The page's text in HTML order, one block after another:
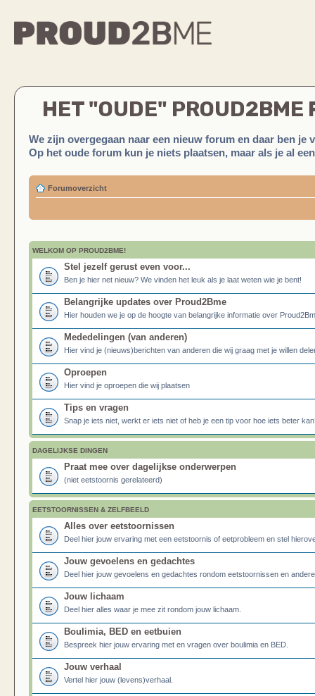
HET "OUDE" PROUD2BME
We zijn overgegaan naar een nieuw forum en daar ben je
Op het oude forum kun je niets plaatsen, maar als je al
Forumoverzicht
WELKOM OP PROUD2BME!
Stel jezelf gerust even voor...
Ben je hier net nieuw? We vinden het leuk als je laat weten wie je bent!
Belangrijke updates over Proud2Bme
Hier houden we je op de hoogte van belangrijke informatie over
Mededelingen (van anderen)
Hier vind je (nieuws)berichten van anderen die wij graag met je willen
Oproepen
Hier vind je oproepen die wij plaatsen
Tips en vragen
Snap je iets niet, werkt er iets niet of heb je een tip voor hoe iets beter
DAGELIJKSE DINGEN
Praat mee over dagelijkse onderwerpen
(niet eetstoornis gerelateerd)
EETSTOORNISSEN & ZELFBEELD
Alles over eetstoornissen
Deel hier jouw ervaring met een eetstoornis of eetprobleem en stel
Jouw gevoelens en gedachtes
Deel hier jouw gevoelens en gedachtes rondom eetstoornissen en
Jouw lichaam
Deel hier alles waar je mee zit rondom jouw lichaam.
Boulimia, BED en eetbuien
Bespreek hier jouw ervaring met en vragen over boulimia en BED.
Jouw verhaal
Vertel hier jouw (levens)verhaal.